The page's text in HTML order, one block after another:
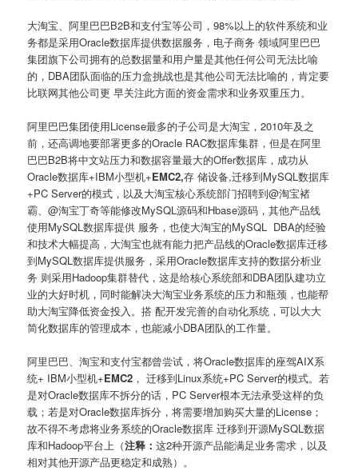
大淘宝、阿里巴巴B2B和支付宝等公司，98%以上的软件系统和业
务都是采用Oracle数据库提供数据服务，电子商务 领域阿里巴巴
集团旗下公司拥有的总数据量和用户量是其他任何公司无法比喻
的，DBA团队面临的压力盒挑战也是其他公司无法比喻的，肯定要
比联网其他公司更 早关注此方面的资金需求和业务双重压力。
阿里巴巴集团使用License最多的子公司是大淘宝，2010年及之
前，还高调地要部署更多的Oracle RAC数据库集群，但是在阿里
巴巴B2B将中文站压力和数据容量最大的Offer数据库，成功从
Oracle数据库+IBM小型机+EMC2,存 储设备,迁移到MySQL数据库
+PC Server的模式，以及大淘宝核心系统部门招聘到@淘宝褚
霸、@淘宝丁奇等能修改MySQL源码和Hbase源码，其他产品线
使用MySQL数据库提供 服务，也使大淘宝的MySQL DBA的经验
和技术大幅提高，大淘宝也就有能力把产品线的Oracle数据库迁移
到MySQL数据库提供服务，采用Oracle数据库支持的数据分析业
务 则采用Hadoop集群替代，这是给核心系统部和DBA团队建功立
业的大好时机，同时能解决大淘宝业务系统的压力和瓶颈，也能帮
助大淘宝降低资金投入。搭 配开发完善的自动化系统，可以大大
简化数据库的管理成本，也能减小DBA团队的工作量。
阿里巴巴、淘宝和支付宝都曾尝试，将Oracle数据库的座驾AIX系
统+ IBM小型机+EMC2 ， 迁移到Linux系统+PC Server的模式。若
是对Oracle数据库不拆分的话，PC Server根本无法承受这样的负
载；若是对Oracle数据库拆分，将需要增加购买大量的License；
故不得不考虑将业务系统的Oracle数据库 迁移到开源MySQL数据
库和Hadoop平台上（注释：这2种开源产品能满足业务需求，以及
相对其他开源产品更稳定和成熟）。